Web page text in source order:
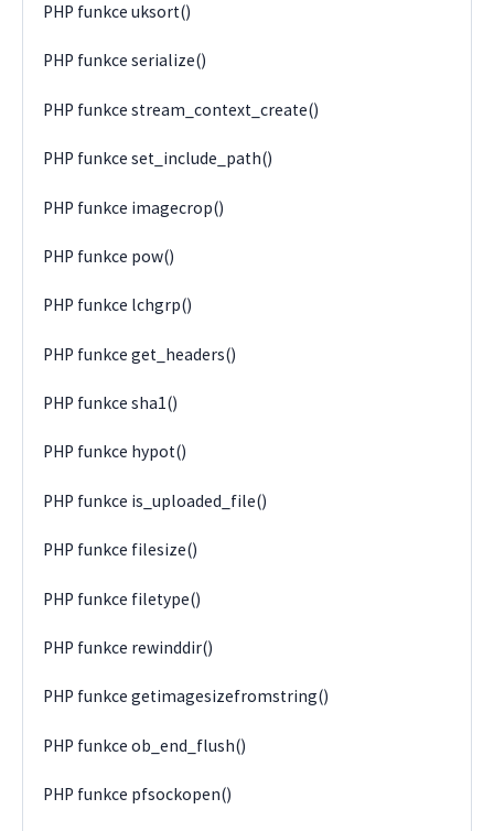
PHP funkce uksort()
PHP funkce serialize()
PHP funkce stream_context_create()
PHP funkce set_include_path()
PHP funkce imagecrop()
PHP funkce pow()
PHP funkce lchgrp()
PHP funkce get_headers()
PHP funkce sha1()
PHP funkce hypot()
PHP funkce is_uploaded_file()
PHP funkce filesize()
PHP funkce filetype()
PHP funkce rewinddir()
PHP funkce getimagesizefromstring()
PHP funkce ob_end_flush()
PHP funkce pfsockopen()